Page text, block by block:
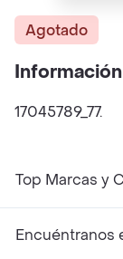
Agotado
17045789_77.
Top Marcas y
Encuéntranos